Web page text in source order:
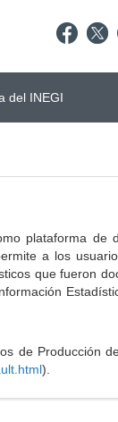
del INEGI
plataforma
a los
que fueron
de Producción
).